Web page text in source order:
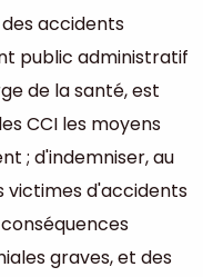
accidents
public administratif
de la santé, est
CCI les moyens
; d'indemniser, au
victimes d'accidents
graves, et des